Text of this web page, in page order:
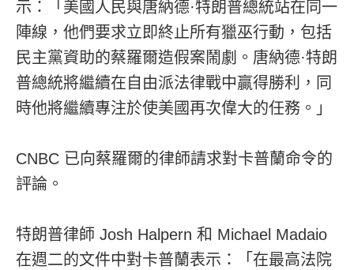
示：「美國人民與唐納德·特朗普總統站在同一
陣線，他們要求立即終止所有獵巫行動，包括
民主黨資助的蔡羅爾造假案鬧劇。唐納德·特朗
普總統將繼續在自由派法律戰中贏得勝利，同
時他將繼續專注於使美國再次偉大的任務。」
CNBC 已向蔡羅爾的律師請求對卡普蘭命令的
評論。
特朗普律師 Josh Halpern 和 Michael Madaio
在週二的文件中對卡普蘭表示：「在最高法院